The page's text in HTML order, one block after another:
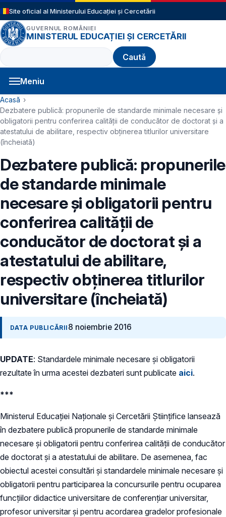
Sari la conținutul principal
Site oficial al Ministerului Educației și Cercetării
GUVERNUL ROMÂNIEI
MINISTERUL EDUCAȚIEI ȘI CERCETĂRII
Caută
Meniu
Navigație principală
Cale de navigare
Acasă
Dezbatere publică: propunerile de standarde minimale necesare și
obligatorii pentru conferirea calității de conducător de doctorat și a
atestatului de abilitare, respectiv obținerea titlurilor universitare
(încheiată)
Dezbatere publică: propunerile
de standarde minimale
necesare și obligatorii pentru
conferirea calității de
conducător de doctorat și a
atestatului de abilitare,
respectiv obținerea titlurilor
universitare (încheiată)
DATA PUBLICĂRII 8 noiembrie 2016
UPDATE: Standardele minimale necesare și obligatorii
rezultate în urma acestei dezbateri sunt publicate aici.
***
Ministerul Educației Naționale și Cercetării Științifice lansează
în dezbatere publică propunerile de standarde minimale
necesare și obligatorii pentru conferirea calității de conducător
de doctorat și a atestatului de abilitare. De asemenea, fac
obiectul acestei consultări și standardele minimale necesare și
obligatorii pentru participarea la concursurile pentru ocuparea
funcțiilor didactice universitare de conferențiar universitar,
profesor universitar și pentru acordarea gradelor profesionale